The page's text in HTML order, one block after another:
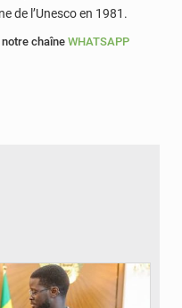
de l’Unesco en 1981.
chaîne WHATSAPP